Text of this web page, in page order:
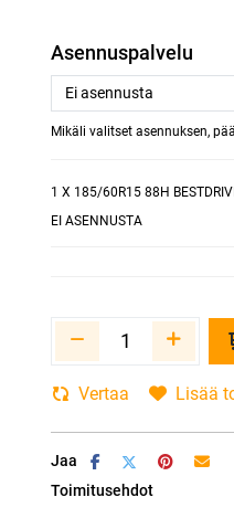
Asennuspalvelu
Mikäli valitset asennuksen,
1 X 185/60R15 88H
EI ASENNUSTA
Vertaa Lisää
Jaa
Toimitusehdot